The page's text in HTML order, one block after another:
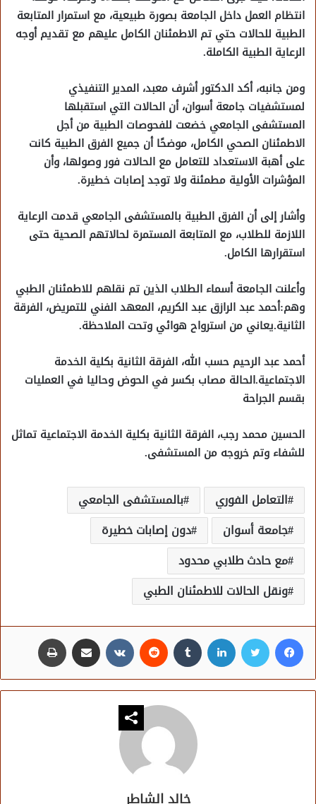
انتظام العمل داخل الجامعة بصورة طبيعية، مع استمرار المتابعة
الطبية للحالات حتي تم الاطمئنان الكامل عليهم مع تقديم أوجه
الرعاية الطبية الكاملة.
ومن جانبه، أكد الدكتور أشرف معبد، المدير التنفيذي
لمستشفيات جامعة أسوان، أن الحالات التي استقبلها
المستشفى الجامعي خضعت للفحوصات الطبية من أجل
الاطمئنان الصحي الكامل، موضحًا أن جميع الفرق الطبية كانت
على أهبة الاستعداد للتعامل مع الحالات فور وصولها، وأن
المؤشرات الأولية مطمئنة ولا توجد إصابات خطيرة.
وأشار إلى أن الفرق الطبية بالمستشفى الجامعي قدمت الرعاية
اللازمة للطلاب، مع المتابعة المستمرة لحالاتهم الصحية حتى
استقرارها الكامل.
وأعلنت الجامعة أسماء الطلاب الذين تم نقلهم للاطمئنان الطبي
وهم:أحمد عبد الرازق عبد الكريم، المعهد الفني للتمريض، الفرقة
الثانية.يعاني من استرواح هوائي وتحت الملاحظة.
أحمد عبد الرحيم حسب الله، الفرقة الثانية بكلية الخدمة
الاجتماعية.الحالة مصاب بكسر في الحوض وحاليا في العمليات
بقسم الجراحة
الحسين محمد رجب، الفرقة الثانية بكلية الخدمة الاجتماعية تماثل
للشفاء وتم خروجه من المستشفى.
التعامل الفوري
بالمستشفى الجامعي
جامعة أسوان
دون إصابات خطيرة
مع حادث طلابي محدود
ونقل الحالات للاطمئنان الطبي
فيسبوك تويتر لينكدإن مشاركة عبر البريد